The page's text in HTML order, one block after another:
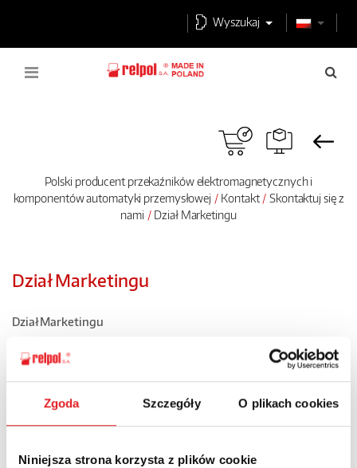
Zgoda Szczegóły O plikach cookies
Niniejsza strona korzysta z plików cookie
Wyszukaj
Polski producent przekaźników elektromagnetycznych i
komponentów automatyki przemysłowej
Kontakt
Skontaktuj się z
nami
Dział Marketingu
Dział Marketingu
Dział Marketingu
e-mail:marketing@relpol.com.pl